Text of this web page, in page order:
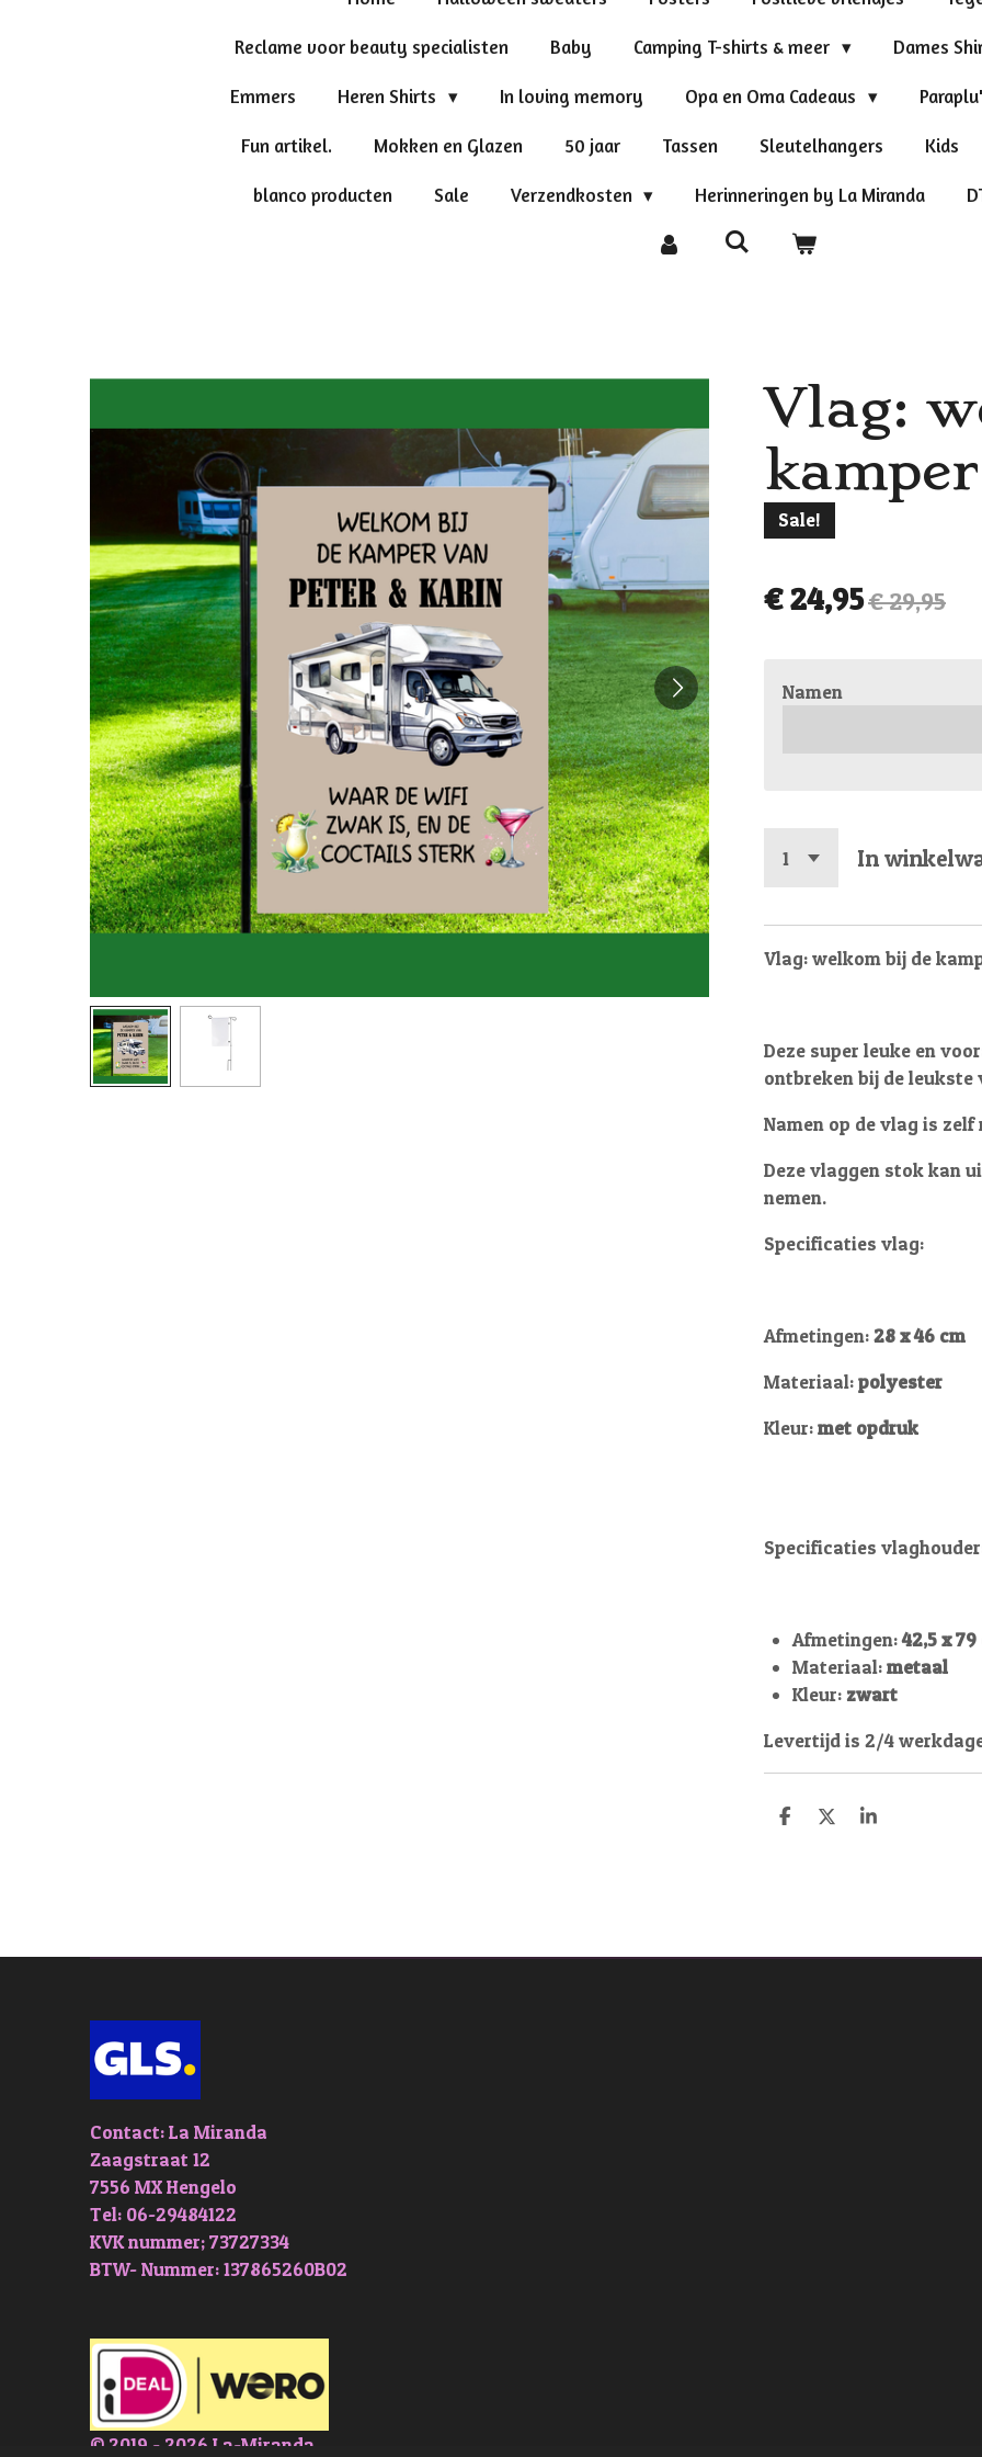
Reclame voor beauty specialisten Baby Camping T-shirts & meer Dames
Emmers Heren Shirts In loving memory Opa en Oma Cadeaus
Fun artikel. Mokken en Glazen 50 jaar Tassen Sleutelhangers Kids
blanco producten Sale Verzendkosten Herinneringen by La Miranda
Vlag:
Sale!
€ 24,95€ 29,95
Namen
In
Vlag: welkom bij de
Deze super leuke en
ontbreken bij de leukste
Namen op de vlag is
Deze vlaggen stok kan
nemen.
Specificaties vlag:
Afmetingen:28 x 46 cm
Materiaal:polyester
Kleur:met opdruk
Specificaties
Afmetingen:42,5 x 79
Materiaal:metaal
Kleur: zwart
Levertijd is 2/4
D
D
S
Contact: La Miranda
Zaagstraat 12
7556 MX Hengelo
Tel: 06-29484122
KVK nummer; 73727334
BTW- Nummer: 137865260B02
© 2019 - 2026 La-Miranda